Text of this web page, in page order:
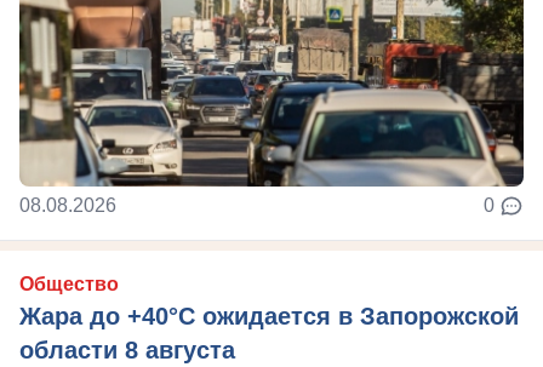
08.08.2026 0
Общество
Жара до +40°С ожидается в Запорожской
области 8 августа